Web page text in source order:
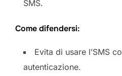
SMS.
Come difendersi:
Evita di usare l’SMS
autenticazione.